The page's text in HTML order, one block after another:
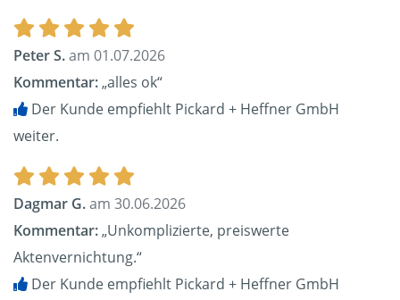
Peter S.am 01.07.2026
Kommentar:„alles ok“
Der Kunde empfiehlt Pickard + Heffner GmbH
weiter.
Dagmar G.am 30.06.2026
Kommentar:„Unkomplizierte, preiswerte
Aktenvernichtung.“
Der Kunde empfiehlt Pickard + Heffner GmbH